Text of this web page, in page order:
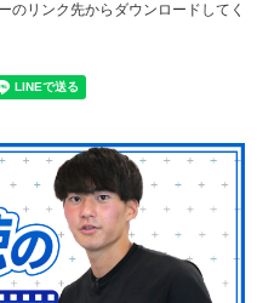
のリンク先からダウンロードしてく